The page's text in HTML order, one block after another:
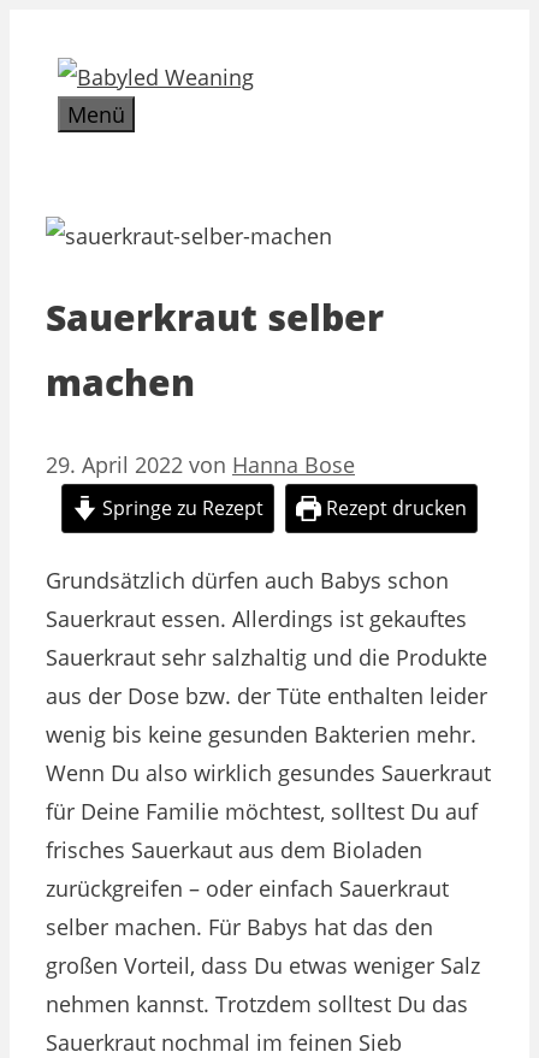
Inhalt
springenMenü
Sauerkraut selber
machen
29. April 2022 von Hanna Bose
Springe zu Rezept Rezept drucken
Grundsätzlich dürfen auch Babys schon
Sauerkraut essen. Allerdings ist gekauftes
Sauerkraut sehr salzhaltig und die Produkte
aus der Dose bzw. der Tüte enthalten leider
wenig bis keine gesunden Bakterien mehr.
Wenn Du also wirklich gesundes Sauerkraut
für Deine Familie möchtest, solltest Du auf
frisches Sauerkaut aus dem Bioladen
zurückgreifen – oder einfach Sauerkraut
selber machen. Für Babys hat das den
großen Vorteil, dass Du etwas weniger Salz
nehmen kannst. Trotzdem solltest Du das
Sauerkraut nochmal im feinen Sieb